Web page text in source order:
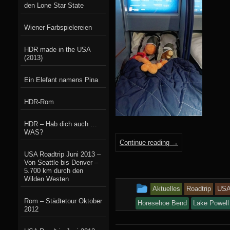
Continue reading →
This
entry
Aktuelles Roadtrip
Horesehoe Bend
Lake Powell
den Lone Star State
Wiener Farbspielereien
HDR made in the USA
(2013)
Ein Elefant namens Pina
HDR-Rom
HDR – Hab dich auch …
WAS?
USA Roadtrip Juni 2013 –
Von Seattle bis Denver –
5.700 km durch den
Wilden Westen
Rom – Städtetour Oktober
2012